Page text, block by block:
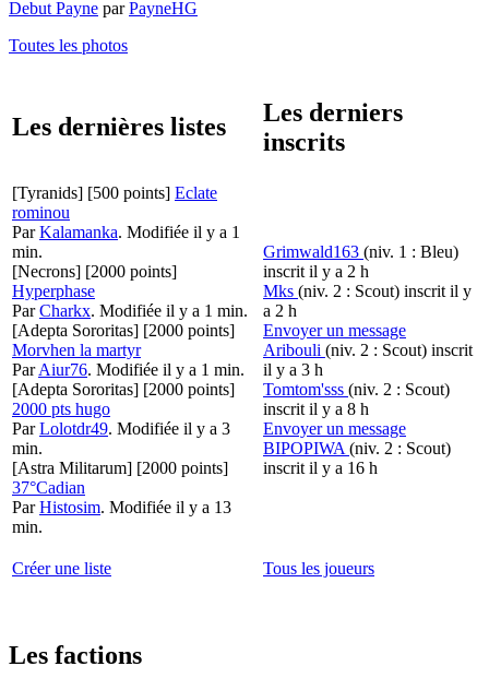
Debut Payne parPayneHG
Toutes les photos
Les dernières listes
Les derniers
inscrits
[Tyranids] [500 points] Eclate
rominou
ParKalamanka. Modifiée il y a 1
min.
[Necrons] [2000 points]
Hyperphase
ParCharkx. Modifiée il y a 1 min.
[Adepta Sororitas] [2000 points]
Morvhen la martyr
ParAiur76. Modifiée il y a 1 min.
[Adepta Sororitas] [2000 points]
2000 pts hugo
ParLolotdr49. Modifiée il y a 3
min.
[Astra Militarum] [2000 points]
37°Cadian
ParHistosim. Modifiée il y a 13
min.
Grimwald163 (niv. 1 : Bleu)
inscrit il y a 2 h
Mks (niv. 2 : Scout) inscrit il y
a 2 h
Envoyer un message
Aribouli (niv. 2 : Scout) inscrit
il y a 3 h
Tomtom'sss (niv. 2 : Scout)
inscrit il y a 8 h
Envoyer un message
BIPOPIWA (niv. 2 : Scout)
inscrit il y a 16 h
Créer une liste Tous les joueurs
Les factions